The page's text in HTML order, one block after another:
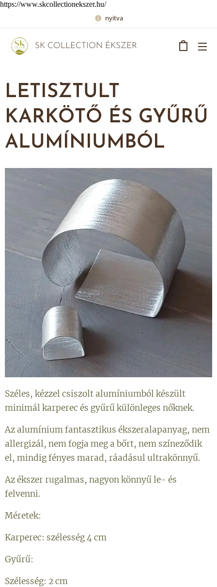
https://www.skcollectionekszer.hu/
nyitva
SK COLLECTION ÉKSZER
LETISZTULT
KARKÖTŐ ÉS GYŰRŰ
ALUMÍNIUMBÓL
Széles, kézzel csiszolt alumíniumból készült
minimál karperec és gyűrű különleges nőknek.
Az alumínium fantasztikus ékszeralapanyag, nem
allergizál, nem fogja meg a bőrt, nem színeződik
el, mindig fényes marad, ráadásul ultrakönnyű.
Az ékszer rugalmas, nagyon könnyű le- és
felvenni.
Méretek:
Karperec: szélesség 4 cm
Gyűrű:
Szélesség: 2 cm